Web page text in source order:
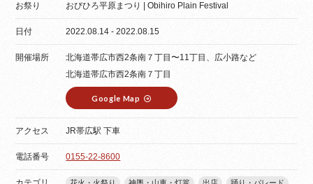
お祭り おびひろ平原まつり | Obihiro Plain Festival
日付 2022.08.14 - 2022.08.15
開催場所
北海道帯広市西2条南７丁目〜11丁目、広小路など
北海道帯広市西2条南７丁目
Google Map
アクセス JR帯広駅 下車
電話番号 0155-22-8600